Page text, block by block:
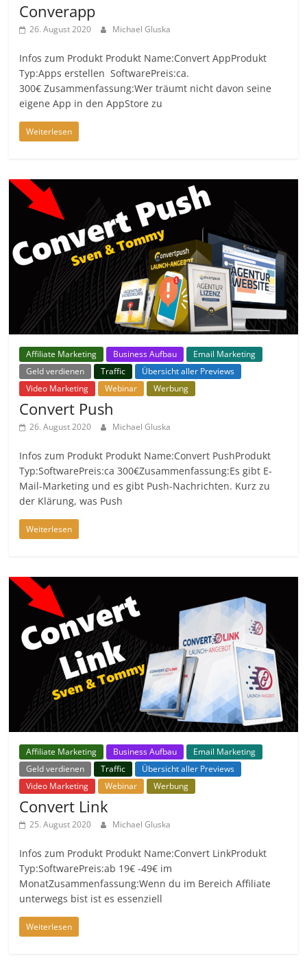
Converapp
26. August 2020 Michael Gluska
Infos zum Produkt Produkt Name:Convert AppProdukt
Typ:Apps erstellen SoftwarePreis:ca.
300€ Zusammenfassung:Wer träumt nicht davon seine
eigene App in den AppStore zu
Weiterlesen
Affiliate Marketing Business Aufbau
Email Marketing
Geld verdienen
Traffic
Übersicht aller Previews
Video Marketing
Webinar Werbung
Convert Push
26. August 2020 Michael Gluska
Infos zum Produkt Produkt Name:Convert PushProdukt
Typ:SoftwarePreis:ca 300€Zusammenfassung:Es gibt E-
Mail-Marketing und es gibt Push-Nachrichten. Kurz zu
der Klärung, was Push
Weiterlesen
Affiliate Marketing Business Aufbau
Email Marketing
Geld verdienen
Traffic
Übersicht aller Previews
Video Marketing
Webinar Werbung
Convert Link
25. August 2020 Michael Gluska
Infos zum Produkt Produkt Name:Convert LinkProdukt
Typ:SoftwarePreis:ab 19€ -49€ im
MonatZusammenfassung:Wenn du im Bereich Affiliate
unterwegs bist ist es essenziell
Weiterlesen